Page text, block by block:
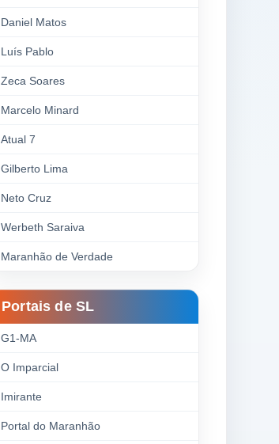
Daniel Matos
Luís Pablo
Zeca Soares
Marcelo Minard
Atual 7
Gilberto Lima
Neto Cruz
Werbeth Saraiva
Maranhão de Verdade
Portais de SL
G1-MA
O Imparcial
Imirante
Portal do Maranhão